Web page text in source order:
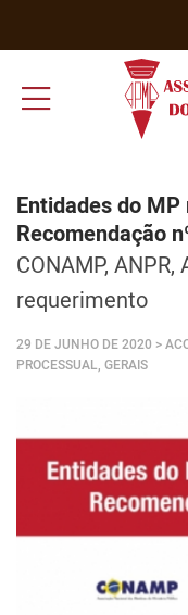
Entidades do
Recomendação
CONAMP,
requerimento
29 DE JUNHO DE 2020 >
PROCESSUAL, GERAIS